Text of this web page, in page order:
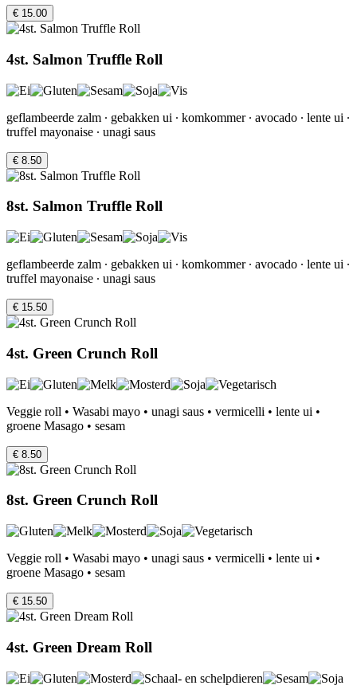
€ 15.00
4st. Salmon Truffle Roll
geflambeerde zalm ∙ gebakken ui ∙ komkommer ∙ avocado ∙ lente ui ∙
truffel mayonaise ∙ unagi saus
€ 8.50
8st. Salmon Truffle Roll
geflambeerde zalm ∙ gebakken ui ∙ komkommer ∙ avocado ∙ lente ui ∙
truffel mayonaise ∙ unagi saus
€ 15.50
4st. Green Crunch Roll
Veggie roll • Wasabi mayo • unagi saus • vermicelli • lente ui •
groene Masago • sesam
€ 8.50
8st. Green Crunch Roll
Veggie roll • Wasabi mayo • unagi saus • vermicelli • lente ui •
groene Masago • sesam
€ 15.50
4st. Green Dream Roll